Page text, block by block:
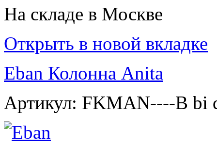
На складе в Москве
Открыть в новой вкладке
Eban Колонна Anita
Артикул: FKMAN----B bi